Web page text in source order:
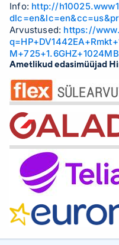
Info: http://
Arvustused: https://
Ametlikud edasimüüjad